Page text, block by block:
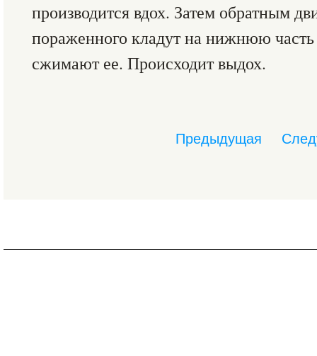
производится вдох. Затем обратным
пораженного кладут на нижнюю часть
сжимают ее. Происходит выдох.
Предыдущая